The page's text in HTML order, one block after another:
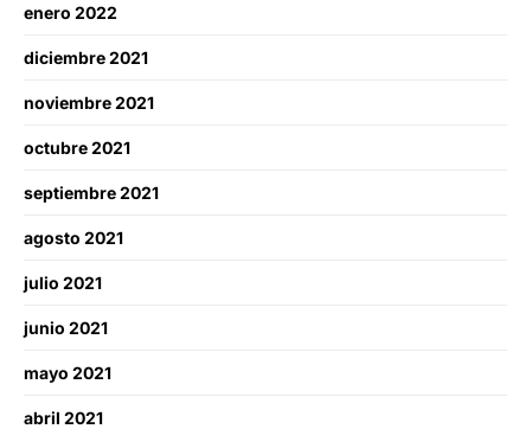
enero 2022
diciembre 2021
noviembre 2021
octubre 2021
septiembre 2021
agosto 2021
julio 2021
junio 2021
mayo 2021
abril 2021